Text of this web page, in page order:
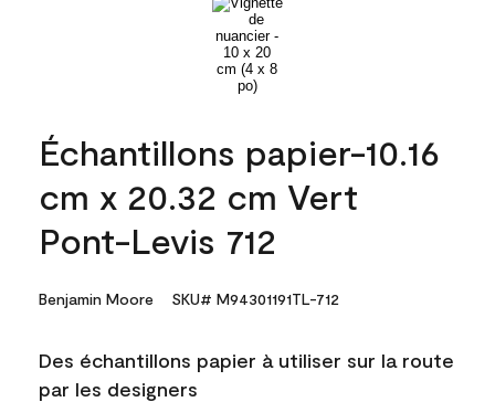
Échantillons papier-10.16
cm x 20.32 cm Vert
Pont-Levis 712
Benjamin Moore SKU# M94301191TL-712
Des échantillons papier à utiliser sur la route
par les designers